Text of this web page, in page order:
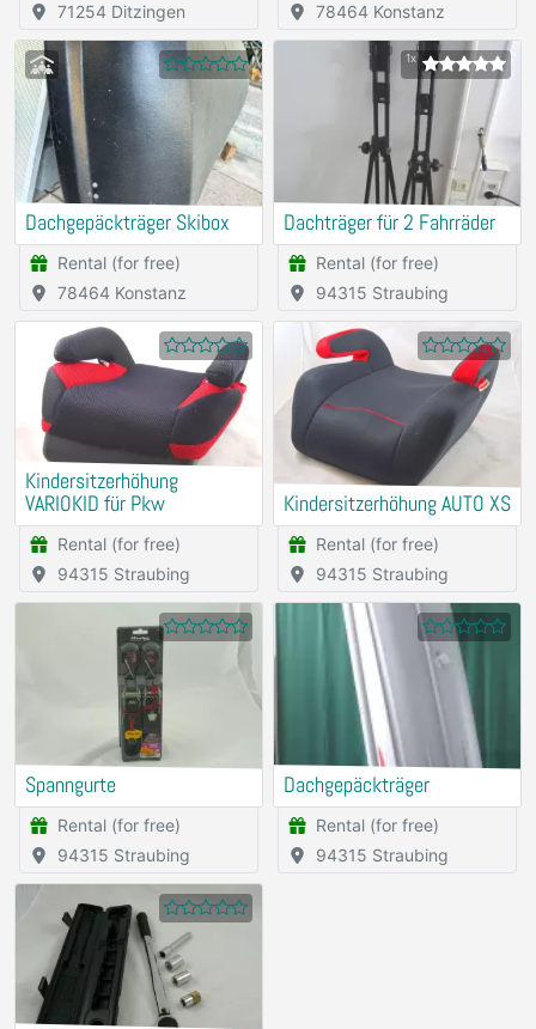
71254 Ditzingen
78464 Konstanz
Dachgepäckträger Skibox
Rental (for free)
78464 Konstanz
1x
Dachträger für 2 Fahrräder
Rental (for free)
94315 Straubing
Kindersitzerhöhung
VARIOKID für Pkw
Rental (for free)
94315 Straubing
Kindersitzerhöhung AUTO XS
Rental (for free)
94315 Straubing
Spanngurte
Rental (for free)
94315 Straubing
Dachgepäckträger
Rental (for free)
94315 Straubing